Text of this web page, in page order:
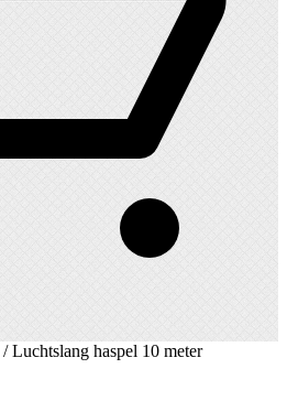
/ Luchtslang haspel 10 meter